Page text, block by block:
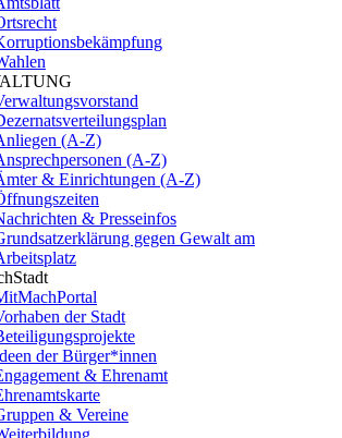
(A-Z)
(A-Z)
& Einrichtungen (A-Z)
& Presseinfos
gegen Gewalt am
der Stadt
der Bürger*innen
& Ehrenamt
& Vereine